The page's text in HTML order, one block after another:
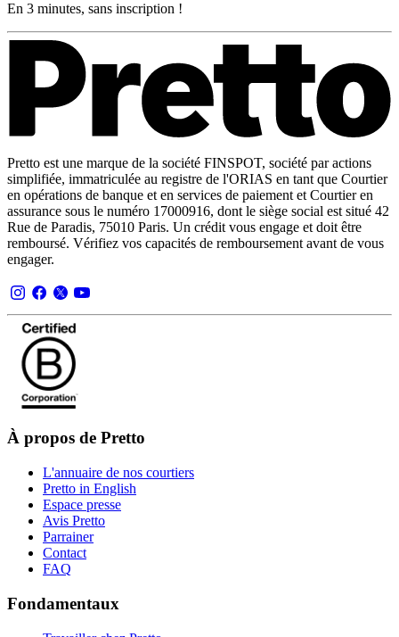
En 3 minutes, sans inscription !
Pretto est une marque de la société FINSPOT, société par actions
simplifiée, immatriculée au registre de l'ORIAS en tant que Courtier
en opérations de banque et en services de paiement et Courtier en
assurance sous le numéro 17000916, dont le siège social est situé 42
Rue de Paradis, 75010 Paris. Un crédit vous engage et doit être
remboursé. Vérifiez vos capacités de remboursement avant de vous
engager.
À propos de Pretto
L'annuaire de nos courtiers
Pretto in English
Espace presse
Avis Pretto
Parrainer
Contact
FAQ
Fondamentaux